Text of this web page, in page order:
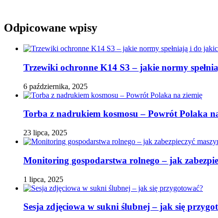
Odpicowane wpisy
Trzewiki ochronne K14 S3 – jakie normy
6 października, 2025
Torba z nadrukiem kosmosu – Powrót Polaka
23 lipca, 2025
Monitoring gospodarstwa rolnego – jak
1 lipca, 2025
Sesja zdjęciowa w sukni ślubnej – jak się